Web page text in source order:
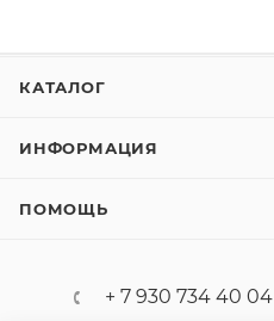
КАТАЛОГ
ИНФОРМАЦИЯ
ПОМОЩЬ
+ 7 930 734 40 04